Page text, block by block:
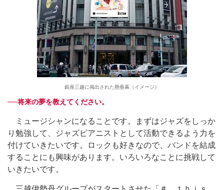
銀座三越に掲出された懸垂幕（イメージ）
──将来の夢を教えてください。
ミュージシャンになることです。まずはジャズをしっか
り勉強して、ジャズピアニストとして活動できるよう力を
付けていきたいです。ロックも好きなので、バンドを結成
することにも興味があります。いろいろなことに挑戦して
いきたいです。